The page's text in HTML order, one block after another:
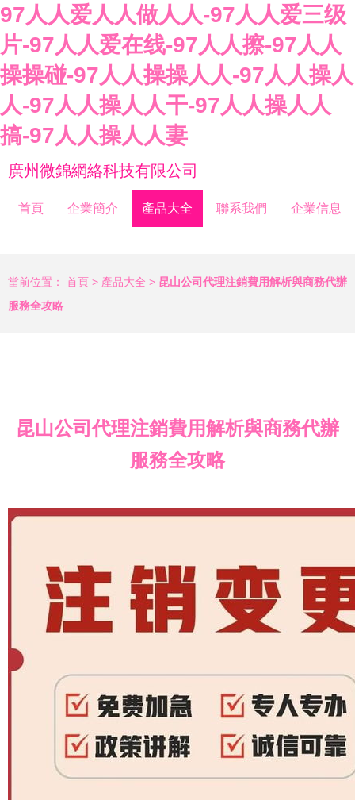
97人人爱人人做人人-97人人爱三级
片-97人人爱在线-97人人擦-97人人
操操碰-97人人操操人人-97人人操人
人-97人人操人人干-97人人操人人
搞-97人人操人人妻
廣州微錦網絡科技有限公司
首頁 企業簡介 產品大全 聯系我們 企業信息
當前位置： 首頁 > 產品大全 > 昆山公司代理注銷費用解析與商務代辦
服務全攻略
昆山公司代理注銷費用解析與商務代辦
服務全攻略